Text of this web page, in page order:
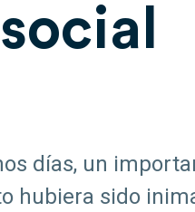
días, un
hubiera sido